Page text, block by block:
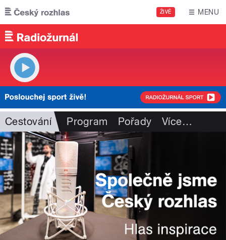
Přejít k hlavnímu obsahu
ŽIVĚ MENU
Cestování Program Pořady Více…